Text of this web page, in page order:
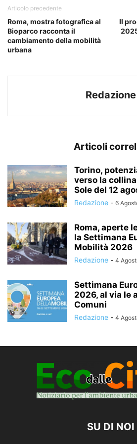
Articolo precedente
Roma, mostra fotografica al
Bioparco racconta il
cambiamento della mobilità
urbana
Il
Redazione
Articoli
Torino,
verso la
Sole del 12
Redazione - 6
Roma, aperte
la Settimana
Mobilità 2026
Redazione - 4
Settimana
2026, al via le
Comuni
Redazione - 4
SU DI NOI